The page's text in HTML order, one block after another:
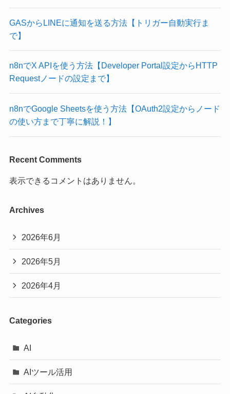
GASからLINEに通知を送る方法【トリガー自動実行ま
で】
n8nでX APIを使う方法【Developer Portal設定からHTTP
Requestノードの設定まで】
n8nでGoogle Sheetsを使う方法【OAuth2設定からノード
の使い方まで丁寧に解説！】
Recent Comments
表示できるコメントはありません。
Archives
2026年6月
2026年5月
2026年4月
Categories
AI
AIツール活用